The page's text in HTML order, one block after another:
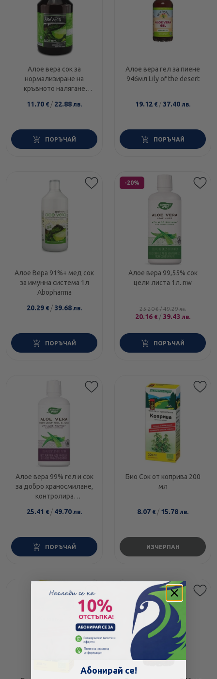
Алое вера сок за
нормализиране на
кръвното налягане
11.70 € / 22.88 лв.
ПОРЪЧАЙ
Алое вера гел за пиене
946мл Lily of the desert
19.12 € / 37.40 лв.
ПОРЪЧАЙ
Алое Вера 91%+ мед сок
за имунна система 1л
Abopharma
20.29 € / 39.68 лв.
ПОРЪЧАЙ
Етикети
-20%
Алое вера 99,55% сок
цели листа 1л. nw
25.20€ / 49.29лв.
20.16 € / 39.43 лв.
ПОРЪЧАЙ
Алое вера 99% гел и сок
за добро храносмилане,
контролира
1л Nature’s Way
25.41 € / 49.70 лв.
ПОРЪЧАЙ
Био Сок от коприва 200
мл
8.07 € / 15.78 лв.
ИЗЧЕРПАН
Абонирай се!